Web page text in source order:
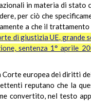
in materia di stato
per ciò che
a che il
di giustizia UE, grande
sentenza 1° aprile
europea dei diritti
reputano che la
convertito, nel testo